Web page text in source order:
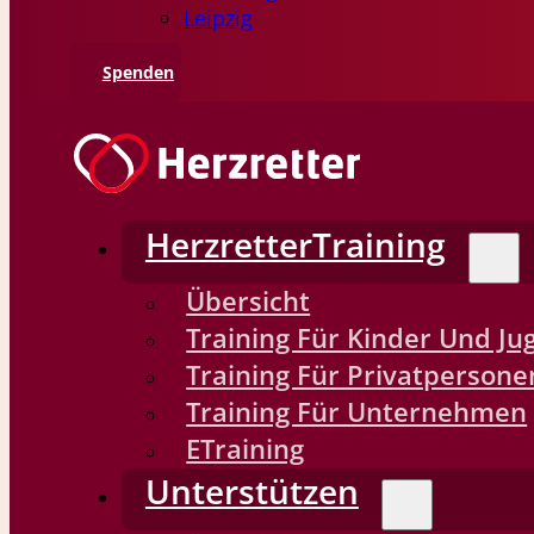
Leipzig
Spenden
HerzretterTraining
Übersicht
Training Für Kinder Und
Training Für
Training Für Unternehmen
ETraining
Unterstützen